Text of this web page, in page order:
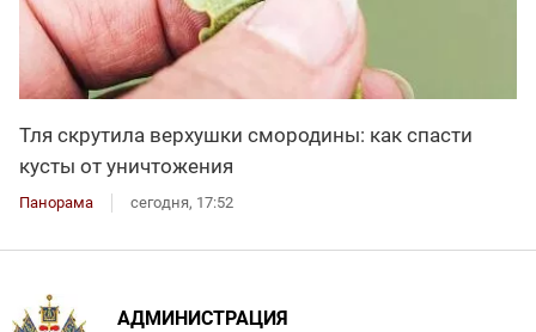
Тля скрутила верхушки смородины: как спасти
кусты от уничтожения
Панорама сегодня, 17:52
АДМИНИСТРАЦИЯ